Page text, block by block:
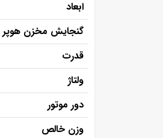
ابعاد
گنجایش مخزن هوپر
قدرت
ولتاژ
دور موتور
وزن خالص